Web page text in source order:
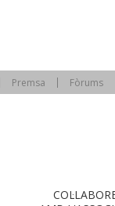
Premsa Fòrums